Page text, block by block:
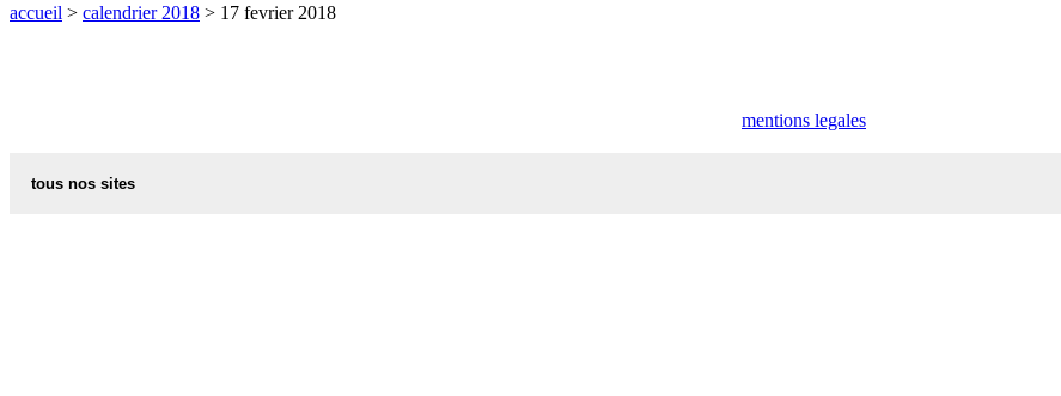
accueil > calendrier 2018 > 17 fevrier 2018
mentions legales
tous nos sites